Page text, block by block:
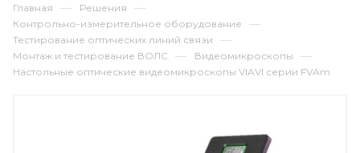
Главная — Решения —
Контрольно-измерительное оборудование —
Тестирование оптических линий связи —
Монтаж и тестирование ВОЛС — Видеомикроскопы —
Настольные оптические видеомикроскопы VIAVI серии FVAm